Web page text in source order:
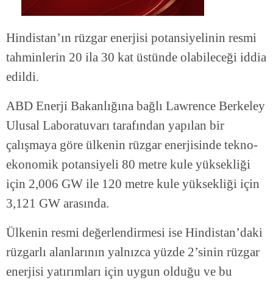
Hindistan’ın rüzgar enerjisi potansiyelinin resmi
tahminlerin 20 ila 30 kat üstünde olabileceği iddia
edildi.
ABD Enerji Bakanlığına bağlı Lawrence Berkeley
Ulusal Laboratuvarı tarafından yapılan bir
çalışmaya göre ülkenin rüzgar enerjisinde tekno-
ekonomik potansiyeli 80 metre kule yüksekliği
için 2,006 GW ile 120 metre kule yüksekliği için
3,121 GW arasında.
Ülkenin resmi değerlendirmesi ise Hindistan’daki
rüzgarlı alanlarının yalnızca yüzde 2’sinin rüzgar
enerjisi yatırımları için uygun olduğu ve bu